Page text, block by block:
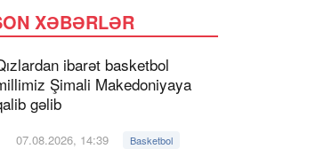
XƏBƏRLƏR
ibarət basketbol
Şimali Makedoniyaya
gəlib
07.08.2026, 14:39 Basketbol